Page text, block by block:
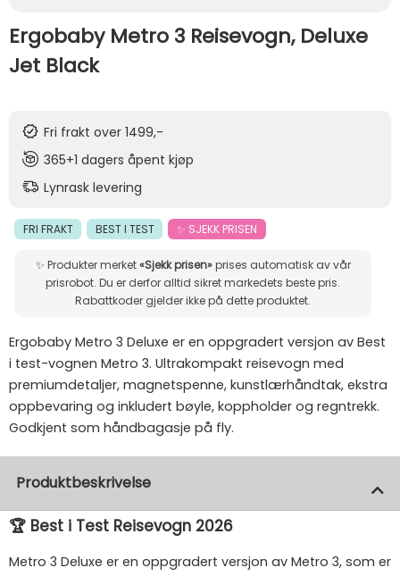
Ergobaby Metro 3 Reisevogn, Deluxe
Jet Black
Fri frakt over 1499,-
365+1 dagers åpent kjøp
Lynrask levering
FRI FRAKT BEST I TEST ✨ SJEKK PRISEN
✨ Produkter merket«Sjekk prisen»prises automatisk av vår
prisrobot. Du er derfor alltid sikret markedets beste pris.
Rabattkoder gjelder ikke på dette produktet.
Ergobaby Metro 3 Deluxe er en oppgradert versjon av Best
i test-vognen Metro 3. Ultrakompakt reisevogn med
premiumdetaljer, magnetspenne, kunstlærhåndtak, ekstra
oppbevaring og inkludert bøyle, koppholder og regntrekk.
Godkjent som håndbagasje på fly.
Produktbeskrivelse
🏆 Best i Test Reisevogn 2026
Metro 3 Deluxe er en oppgradert versjon av Metro 3, som er